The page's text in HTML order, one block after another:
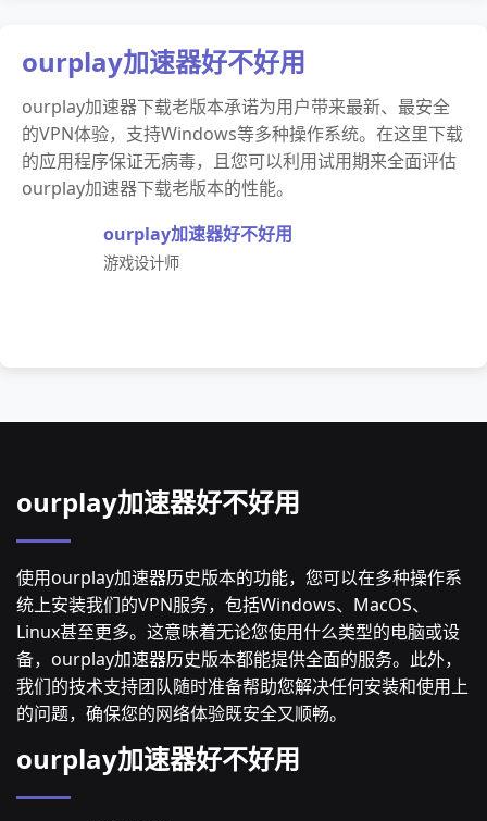
ourplay加速器好不好用
ourplay加速器下载老版本承诺为用户带来最新、最安全
的VPN体验，支持Windows等多种操作系统。在这里下载
的应用程序保证无病毒，且您可以利用试用期来全面评估
ourplay加速器下载老版本的性能。
ourplay加速器好不好用
游戏设计师
ourplay加速器好不好用
使用ourplay加速器历史版本的功能，您可以在多种操作系
统上安装我们的VPN服务，包括Windows、MacOS、
Linux甚至更多。这意味着无论您使用什么类型的电脑或设
备，ourplay加速器历史版本都能提供全面的服务。此外，
我们的技术支持团队随时准备帮助您解决任何安装和使用上
的问题，确保您的网络体验既安全又顺畅。
ourplay加速器好不好用